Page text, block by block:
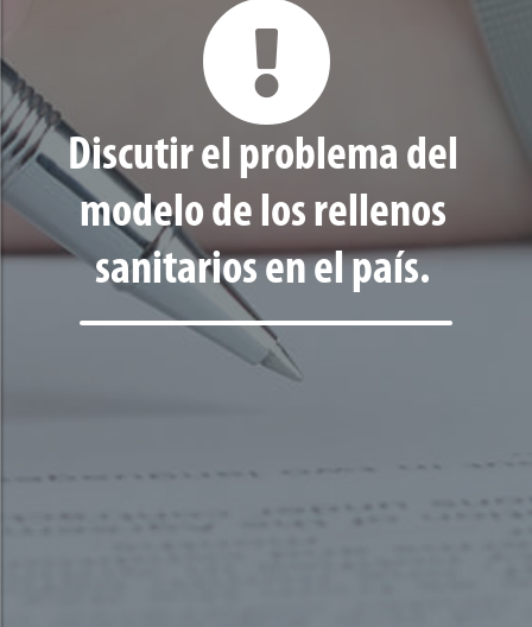
Discutir el problema del
modelo de los rellenos
sanitarios en el país.